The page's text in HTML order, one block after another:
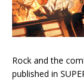
Rock and the
published in